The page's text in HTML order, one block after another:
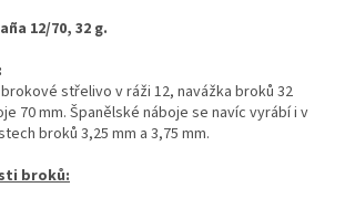
12/70, 32 g.
střelivo v ráži 12, navážka broků 32
70 mm. Španělské náboje se navíc vyrábí i v
broků 3,25 mm a 3,75 mm.
broků: